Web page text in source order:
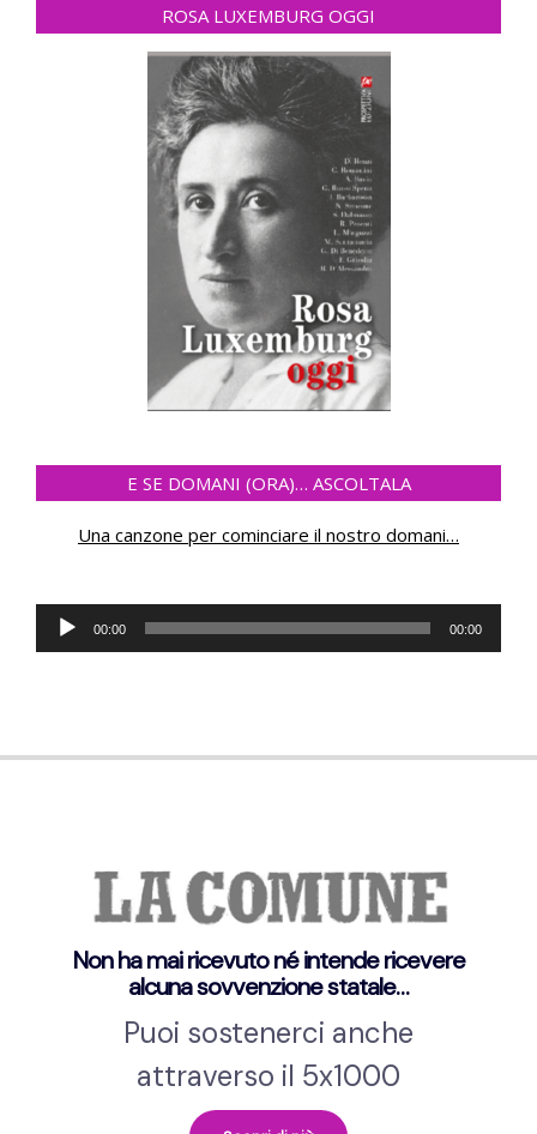
ROSA LUXEMBURG OGGI
E SE DOMANI (ORA)… ASCOLTALA
Una canzone per cominciare il nostro domani…
Audio-
Player
00:00 00:00
Non ha mai ricevuto né intende ricevere
alcuna sovvenzione statale…
Puoi sostenerci anche
attraverso il 5x1000